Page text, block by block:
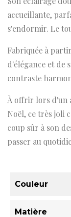
accueillante,
s'endormir. Le
Fabriquée à
d'élégance et de
contraste
À offrir lors d'un
Noël, ce très joli
coup sûr à son
passer au
Couleur
Matière